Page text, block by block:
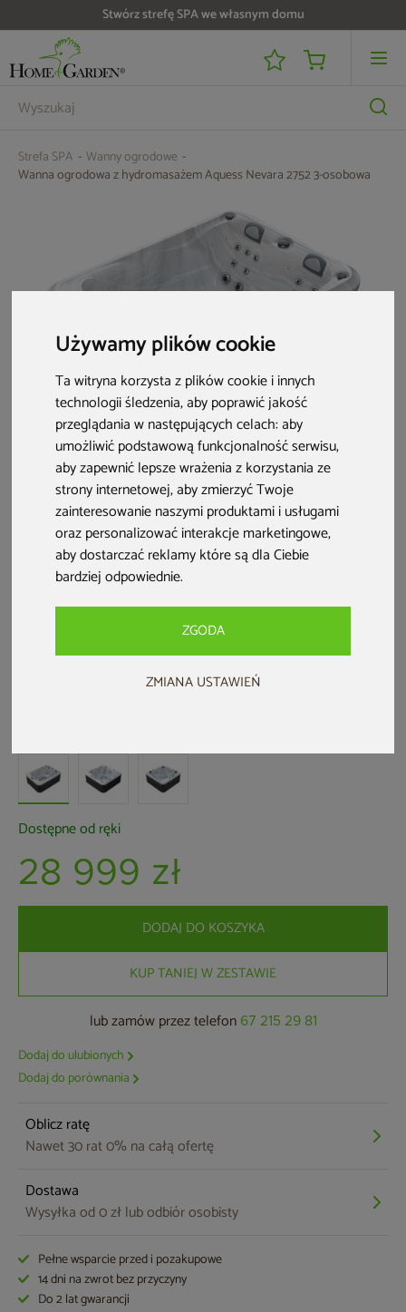
Używamy plików cookie
Ta witryna korzysta z plików cookie i innych
technologii śledzenia, aby poprawić jakość
przeglądania w następujących celach:aby
umożliwić podstawową funkcjonalność serwisu,
aby zapewnić lepsze wrażenia z korzystania ze
strony internetowej,aby zmierzyć Twoje
zainteresowanie naszymi produktami i usługami
oraz personalizować interakcje marketingowe,
aby dostarczać reklamy które są dla Ciebie
bardziej odpowiednie.
ZGODA
ZMIANA USTAWIEŃ
Do 25 000 zł zwrotu na kartę i raty RRSO 0%
Strefa SPA
Wanny ogrodowe
Wanna ogrodowa z hydromasażem Aquess Nevara 2752 3-osobowa
Wanna ogrodowa z hydromasażem
Dostępne od ręki
28 999 zł
DODAJ DO KOSZYKA
KUP TANIEJ W ZESTAWIE
lub zamów przez telefon 67 215 29 81
Dodaj do ulubionych
Dodaj do porównania
Oblicz ratę
Nawet 30 rat 0% na całą ofertę
Dostawa
Wysyłka od 0 zł lub odbiór osobisty
Pełne wsparcie przed i pozakupowe
14 dni na zwrot bez przyczyny
Do 2 lat gwarancji